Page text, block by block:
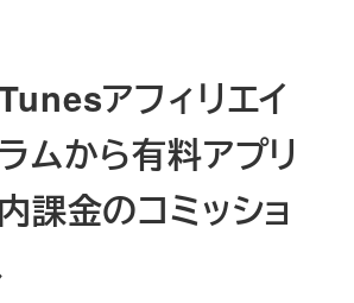
アフィリエイ
ムから有料アプリ
課金のコミッショ